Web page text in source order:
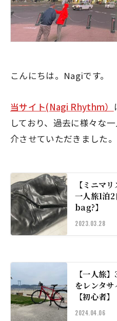
こんにちは。Nagiです。
当サイト(Nagi Rhythm）
しており、過去に様々な
介させていただきました。
【ミニマ
一人旅1泊
bag?】
2023.03.28
【一人旅
をレンタ
【初心者】
2024.04.06